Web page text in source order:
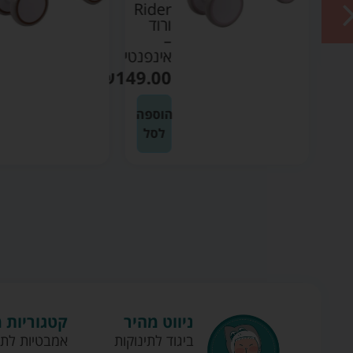
Rider
ורוד
–
אינפנטי
₪149.00
הוספה
לסל
ניווט מהיר
ביגוד לתינוקות אמבטיות